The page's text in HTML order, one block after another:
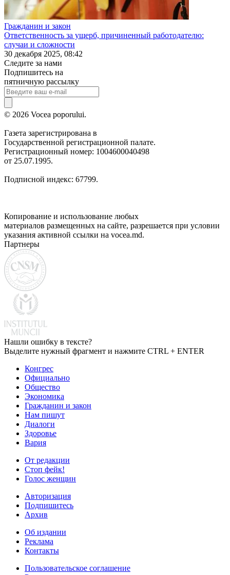
Гражданин и закон
Ответственность за ущерб, причиненный работодателю:
случаи и сложности
30 декабря 2025, 08:42
Следите за нами
Подпишитесь на
пятничную рассылку
© 2026 Vocea poporului.
Газета зарегистрирована в
Государственной регистрационной палате.
Регистрационный номер: 1004600040498
от 25.07.1995.
Подписной индекс: 67799.
Копирование и использование любых
материалов размещенных на сайте, разрешается при условии
указания активной ссылки на vocea.md.
Партнеры
Нашли ошибку в тексте?
Выделите нужный фрагмент и нажмите CTRL + ENTER
Конгрес
Официально
Общество
Экономика
Гражданин и закон
Нам пишут
Диалоги
Здоровье
Вария
От редакции
Стоп фейк!
Голос женщин
Авторизация
Подпишитесь
Архив
Об издании
Реклама
Контакты
Пользовательское соглашение